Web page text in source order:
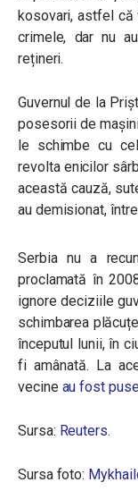
kosovari, astfel că
crimele, dar nu
rețineri.
Guvernul de la
posesorii de
le schimbe cu
revolta enicilor
această cauză,
au demisionat,
Serbia nu a
proclamată în
ignore deciziile
schimbarea
începutul lunii, în
fi amânată. La
vecine au fost
Sursa: Reuters.
Sursa foto: